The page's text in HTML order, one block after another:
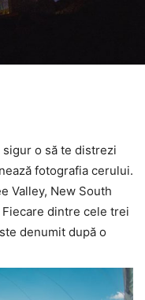
sigur o să te distrezi
fotografia cerului.
Valley, New South
dintre cele trei
denumit după o